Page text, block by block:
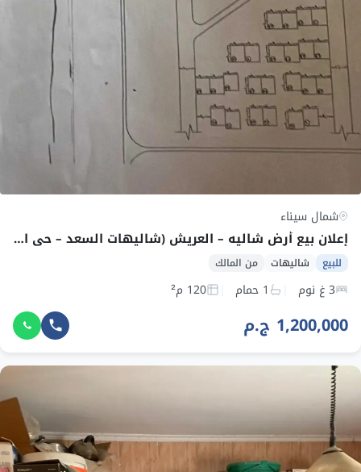
شمال سيناء
إعلان بيع أرض شاليه – العريش (شاليهات السعد – حي الريسة)
للبيع شاليهات من المالك
3 غ نوم 1 حمام 120 م²
1,200,000 ج.م